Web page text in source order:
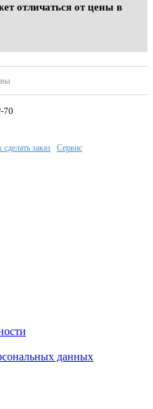
отличаться от цены в
70
сделать заказ Сервис
данных